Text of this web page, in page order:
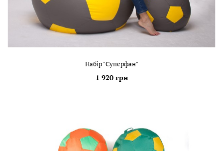
Набір "Суперфан"
1 920 грн